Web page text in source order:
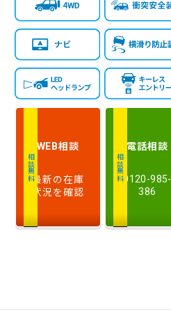
相談無料
WEB相談
最新の在庫
状況を確認
相談無料
電話相談
0120-985-
386